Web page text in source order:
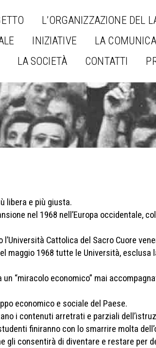
L’ORGANIZZAZIONE DEL
INIZIATIVE
LA
LA SOCIETÀ
CONTATTI
libera e più giusta.
nel 1968 nell’Europa occidentale,
Cattolica del Sacro Cuore
maggio 1968 tutte le Università, esclusa
“miracolo economico” mai
economico e sociale del Paese.
i contenuti arretrati e parziali
finiranno con lo smarrire molta
gli consentirà di diventare e restare per